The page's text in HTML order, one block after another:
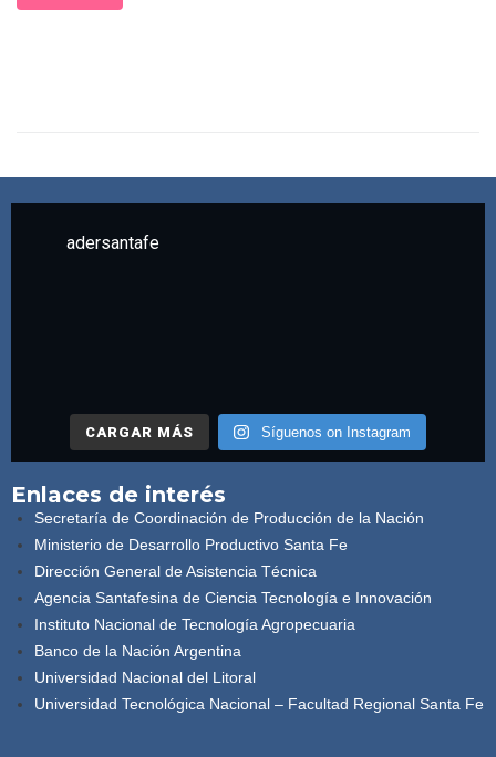
adersantafe
CARGAR MÁS Síguenos on Instagram
Enlaces de interés
Secretaría de Coordinación de Producción de la Nación
Ministerio de Desarrollo Productivo Santa Fe
Dirección General de Asistencia Técnica
Agencia Santafesina de Ciencia Tecnología e Innovación
Instituto Nacional de Tecnología Agropecuaria
Banco de la Nación Argentina
Universidad Nacional del Litoral
Universidad Tecnológica Nacional – Facultad Regional Santa Fe